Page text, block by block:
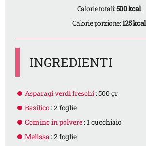
Calorie totali:500 kcal
Calorie porzione:125 kcal
INGREDIENTI
Asparagi verdi freschi : 500 gr
Basilico : 2 foglie
Comino in polvere : 1 cucchiaio
Melissa : 2 foglie